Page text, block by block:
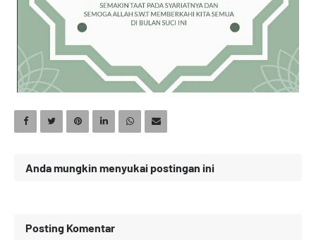
Anda mungkin menyukai postingan ini
Posting Komentar